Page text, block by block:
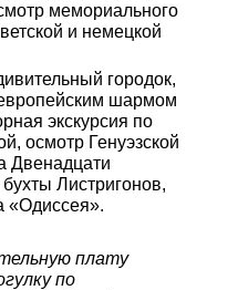
мемориального
и немецкой
городок,
шармом
экскурсия по
осмотр Генуэзской
Двенадцати
Листригонов,
«Одиссея».
плату
по